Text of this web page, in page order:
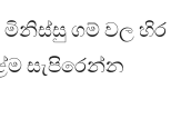
මිනිස්සු ගම් වල හිර
සැපිරෙන්න